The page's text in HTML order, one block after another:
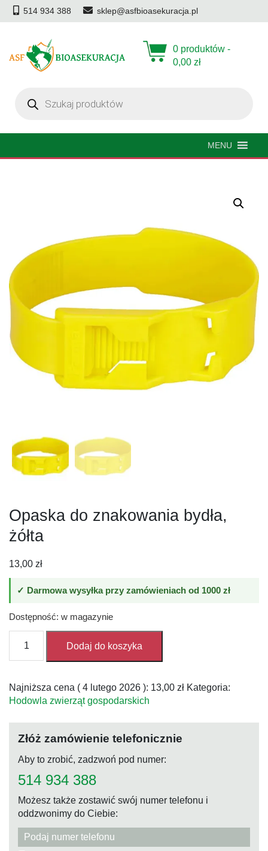
514 934 388 sklep@asfbioasekuracja.pl
0 produktów -
0,00 zł
produktów
MENU
Opaska do znakowania bydła,
żółta
13,00 zł
✓ Darmowa wysyłka przy zamówieniach od 1000 zł
Dostępność: w magazynie
Opaska
do
bydła,
żółta
Dodaj do koszyka
Najniższa cena ( 4 lutego 2026 ): 13,00 zł Kategoria:
Hodowla zwierząt gospodarskich
Złóż zamówienie telefonicznie
Aby to zrobić, zadzwoń pod numer:
514 934 388
Możesz także zostawić swój numer telefonu i
oddzwonimy do Ciebie: